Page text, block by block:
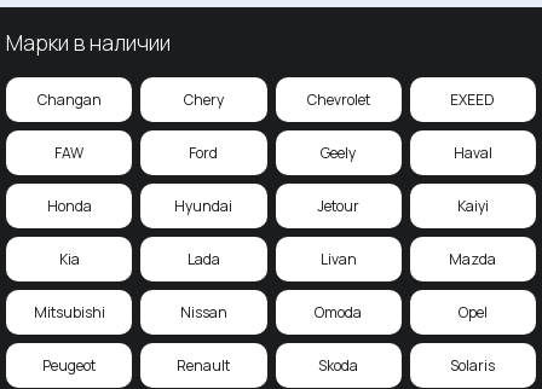
Марки в наличии
Changan Chery Chevrolet EXEED
FAW Ford Geely Haval
Honda Hyundai Jetour Kaiyi
Kia Lada Livan Mazda
Mitsubishi Nissan Omoda Opel
Peugeot Renault Skoda Solaris